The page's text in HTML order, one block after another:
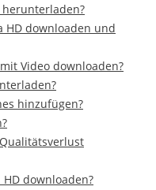
HD downloaden und
Video downloaden?
hinzufügen?
downloaden?